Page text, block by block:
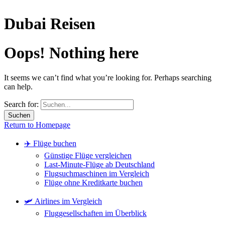
Dubai Reisen
Oops! Nothing here
It seems we can’t find what you’re looking for. Perhaps searching
can help.
Search for:
Return to Homepage
✈️ Flüge buchen
Günstige Flüge vergleichen
Last-Minute-Flüge ab Deutschland
Flugsuchmaschinen im Vergleich
Flüge ohne Kreditkarte buchen
🛩️ Airlines im Vergleich
Fluggesellschaften im Überblick